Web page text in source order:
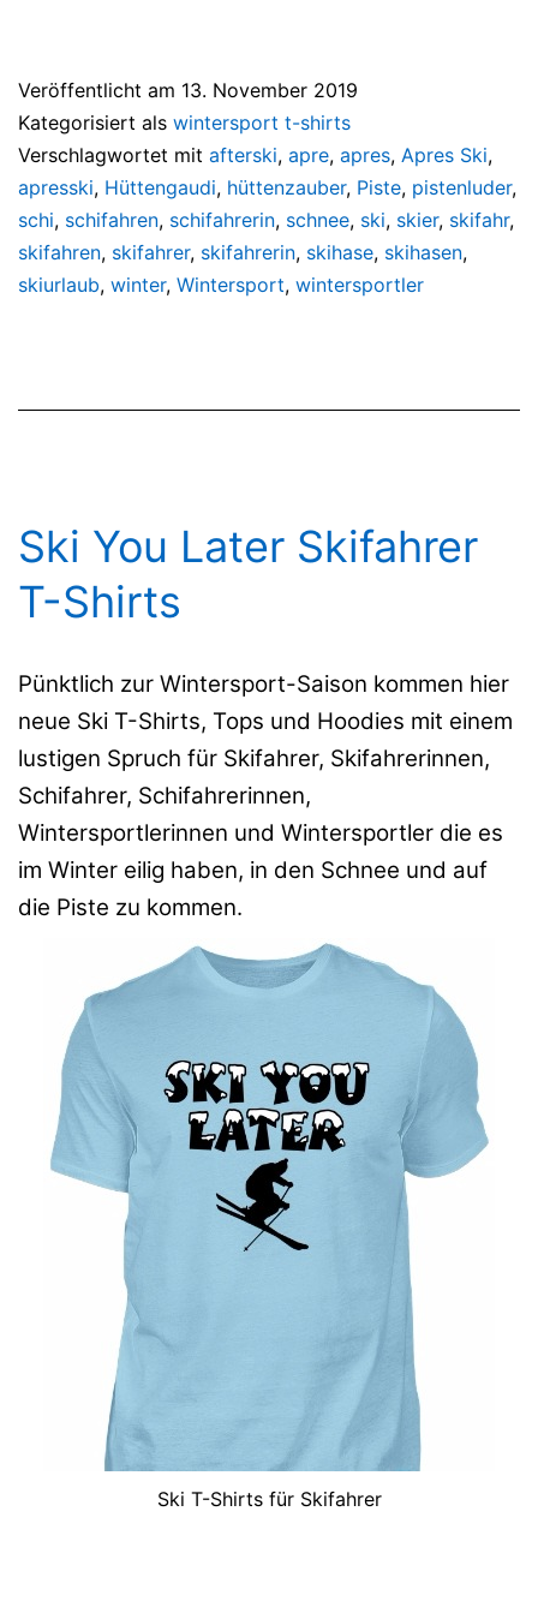
Veröffentlicht am 13. November 2019
Kategorisiert als wintersport t-shirts
Verschlagwortet mit afterski, apre, apres, Apres Ski,
apresski, Hüttengaudi, hüttenzauber, Piste, pistenluder,
schi, schifahren, schifahrerin, schnee, ski, skier, skifahr,
skifahren, skifahrer, skifahrerin, skihase, skihasen,
skiurlaub, winter, Wintersport, wintersportler
Ski You Later Skifahrer
T-Shirts
Pünktlich zur Wintersport-Saison kommen hier
neue Ski T-Shirts, Tops und Hoodies mit einem
lustigen Spruch für Skifahrer, Skifahrerinnen,
Schifahrer, Schifahrerinnen,
Wintersportlerinnen und Wintersportler die es
im Winter eilig haben, in den Schnee und auf
die Piste zu kommen.
Ski T-Shirts für Skifahrer